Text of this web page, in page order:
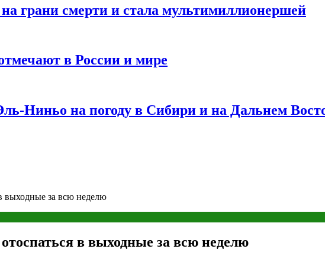
грани смерти и стала мультимиллионершей
в России и мире
Ниньо на погоду в Сибири и на Дальнем
выходные за всю неделю
в выходные за всю неделю